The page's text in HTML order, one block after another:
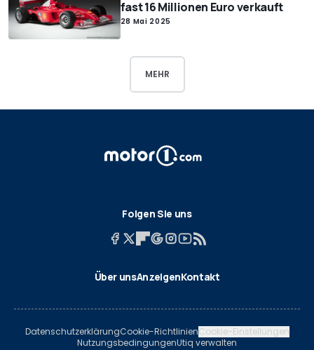
fast 16 Millionen Euro verkauft
28 Mai 2025
MEHR
Folgen Sie uns
Über unsAnzeigenKontakt
DatenschutzerklärungCookie-RichtlinienCookie-Einstellungen
NutzungsbedingungenUtiq verwalten